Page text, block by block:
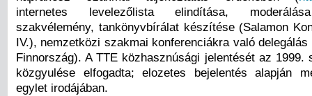
internetes levelezőlista elindítása,
szakvélemény, tankönyvbírálat készítése (Salamon
IV.), nemzetközi szakmai konferenciákra való
Finnország). A TTE közhasznúsági jelentését az 1999.
közgyulése elfogadta; elozetes bejelentés alapján
egylet irodájában.